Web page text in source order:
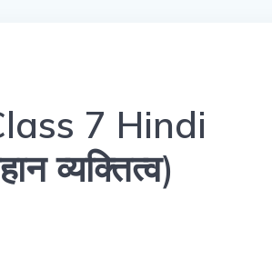
7 Hindi
व्यक्तित्व)